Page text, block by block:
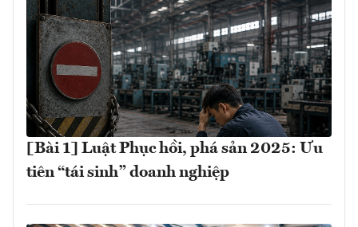
[Bài 1] Luật Phục hồi, phá sản 2025: Ưu
tiên “tái sinh” doanh nghiệp